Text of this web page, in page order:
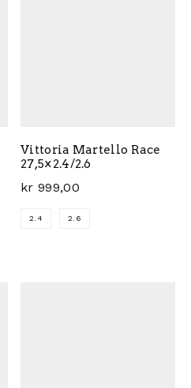
Vittoria Martello Race
27,5×2.4/2.6
kr 999,00
2.4 2.6